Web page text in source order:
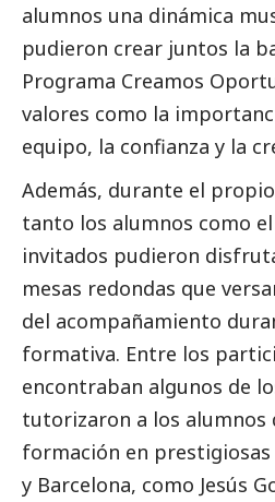
alumnos una dinámica
pudieron crear juntos la
Programa Creamos
valores como la
equipo, la confianza y la
Además, durante el
tanto los alumnos como
invitados pudieron
mesas redondas que
del acompañamiento
formativa. Entre los
encontraban algunos de
tutorizaron a los alumnos
formación en prestigiosas
y Barcelona, como Jesús